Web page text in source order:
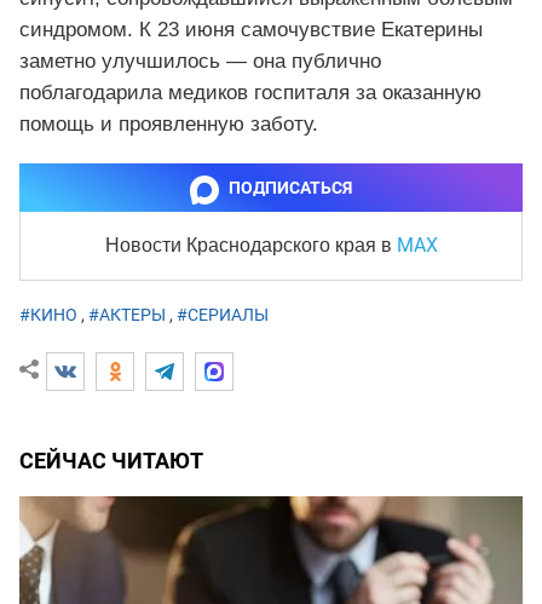
синдромом. К 23 июня самочувствие Екатерины
заметно улучшилось — она публично
поблагодарила медиков госпиталя за оказанную
помощь и проявленную заботу.
ПОДПИСАТЬСЯ
Новости Краснодарского края в MAX
#КИНО , #АКТЕРЫ , #СЕРИАЛЫ
СЕЙЧАС ЧИТАЮТ